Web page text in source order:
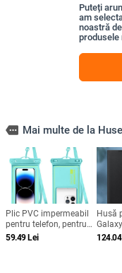
Puteți
am
noastră
produsele
more Mai multe de la
Plic PVC impermeabil
pentru telefon, pentru
înot și scufundări,
59.49Lei
Husă
Plus /